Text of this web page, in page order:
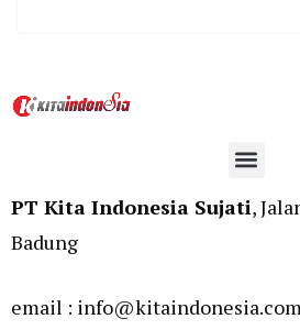
PT Kita Indonesia Sujati,
Badung
email : info@kitaindonesia.com